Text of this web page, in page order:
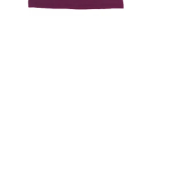
Bekijk alle opties